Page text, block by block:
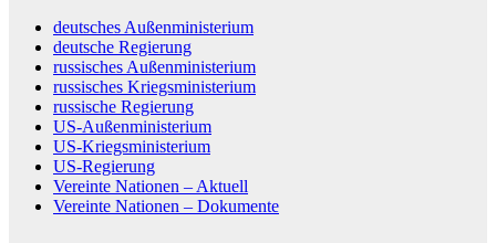
deutsches Außenministerium
deutsche Regierung
russisches Außenministerium
russisches Kriegsministerium
russische Regierung
US-Außenministerium
US-Kriegsministerium
US-Regierung
Vereinte Nationen – Aktuell
Vereinte Nationen – Dokumente